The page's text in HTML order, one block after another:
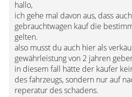
hallo,
ich gehe mal davon aus, dass
gebrauchtwagen kauf die
gelten.
also musst du auch hier als
gewährleistung von 2 jahren
in diesem fall hätte der käufer
des fahrzeugs, sondern nur auf
reperatur des schadens.